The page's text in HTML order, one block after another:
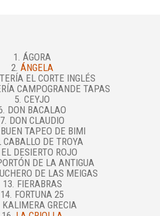
1. ÁGORA
2. ÁNGELA
EL CORTE INGLÉS
CAMPOGRANDE TAPAS
5. CEYJO
DON BACALAO
7. DON CLAUDIO
TAPEO DE BIMI
CABALLO DE TROYA
DESIERTO ROJO
DE LA ANTIGUA
DE LAS MEIGAS
13. FIERABRAS
14. FORTUNA 25
KALIMERA GRECIA